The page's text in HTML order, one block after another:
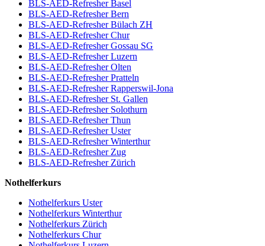
BLS-AED-Refresher Basel
BLS-AED-Refresher Bern
BLS-AED-Refresher Bülach ZH
BLS-AED-Refresher Chur
BLS-AED-Refresher Gossau SG
BLS-AED-Refresher Luzern
BLS-AED-Refresher Olten
BLS-AED-Refresher Pratteln
BLS-AED-Refresher Rapperswil-Jona
BLS-AED-Refresher St. Gallen
BLS-AED-Refresher Solothurn
BLS-AED-Refresher Thun
BLS-AED-Refresher Uster
BLS-AED-Refresher Winterthur
BLS-AED-Refresher Zug
BLS-AED-Refresher Zürich
Nothelferkurs
Nothelferkurs Uster
Nothelferkurs Winterthur
Nothelferkurs Zürich
Nothelferkurs Chur